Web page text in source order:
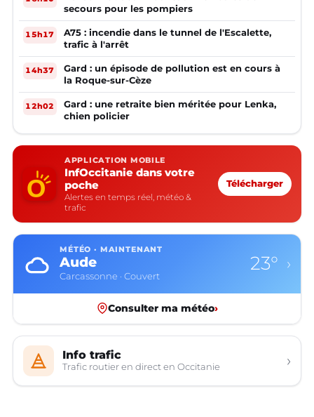
secours pour les pompiers
15h17
A75 : incendie dans le tunnel de l'Escalette,
trafic à l'arrêt
14h37
Gard : un épisode de pollution est en cours à
la Roque-sur-Cèze
12h02
Gard : une retraite bien méritée pour Lenka,
chien policier
APPLICATION MOBILE
InfOccitanie dans votre
poche
Alertes en temps réel, météo &
trafic
Télécharger
MÉTÉO · MAINTENANT
Aude
Carcassonne · Couvert
23° ›
Consulter ma météo›
Info trafic
Trafic routier en direct en Occitanie ›